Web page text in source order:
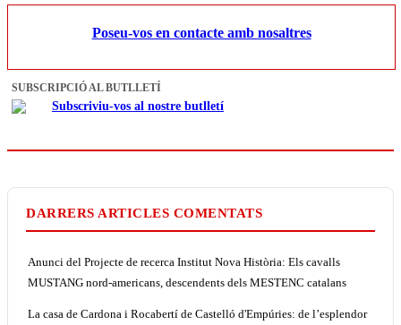
Poseu-vos en contacte amb nosaltres
SUBSCRIPCIÓ AL BUTLLETÍ
Subscriviu-vos al nostre butlletí
DARRERS ARTICLES COMENTATS
Anunci del Projecte de recerca Institut Nova Història: Els cavalls
MUSTANG nord-americans, descendents dels MESTENC catalans
La casa de Cardona i Rocabertí de Castelló d'Empúries: de l’esplendor